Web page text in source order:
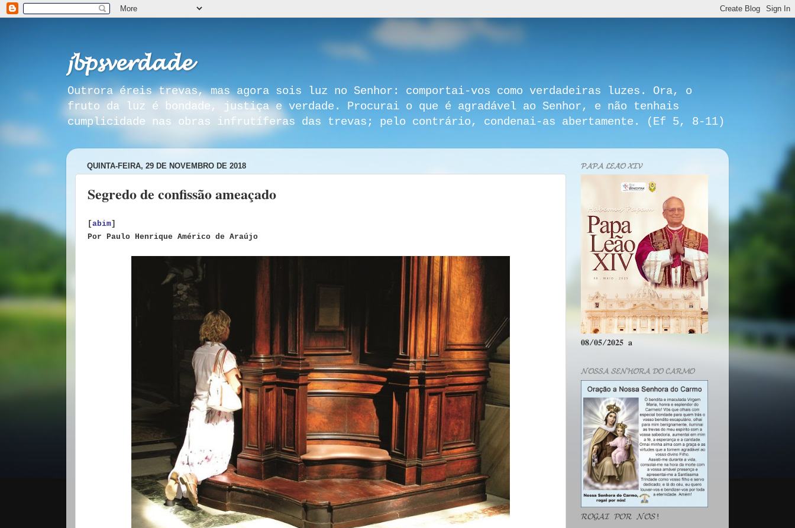
𝓳𝓫𝓹𝓼𝓿𝓮𝓻𝓭𝓪𝓭𝓮
Outrora éreis trevas, mas agora sois luz no Senhor: comportai-vos como verdadeiras luzes. Ora, o
fruto da luz é bondade, justiça e verdade. Procurai o que é agradável ao Senhor, e não tenhais
cumplicidade nas obras infrutíferas das trevas; pelo contrário, condenai-as abertamente. (Ef 5, 8-11)
QUINTA-FEIRA, 29 DE NOVEMBRO DE 2018
Segredo de confissão ameaçado
[abim]
Por Paulo Henrique Américo de Araújo
𝓟𝓐𝓟𝓐 𝓛𝓔𝓐̃𝓞 𝓧𝓘𝓥
𝟎𝟖/𝟎𝟓/𝟐𝟎𝟐𝟓 𝐚
𝓝𝓞𝓢𝓢𝓐 𝓢𝓔𝓝𝓗𝓞𝓡𝓐 𝓓𝓞 𝓒𝓐𝓡𝓜𝓞
𝓡𝓞𝓖𝓐𝓘 𝓟𝓞𝓡 𝓝𝓞́𝓢!